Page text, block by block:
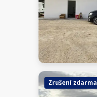
Zrušení zdarma